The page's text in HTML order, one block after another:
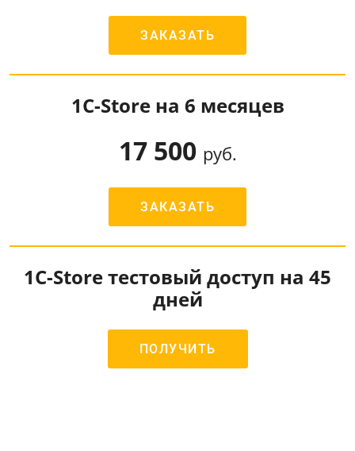
ЗАКАЗАТЬ
1C-Store на 6 месяцев
17 500 руб.
ЗАКАЗАТЬ
1C-Store тестовый доступ на 45
дней
ПОЛУЧИТЬ